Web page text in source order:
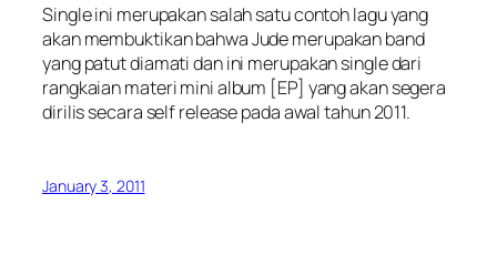
Single ini merupakan salah satu contoh lagu yang
akan membuktikan bahwa Jude merupakan band
yang patut diamati dan ini merupakan single dari
rangkaian materi mini album [EP] yang akan segera
dirilis secara self release pada awal tahun 2011.
January 3, 2011